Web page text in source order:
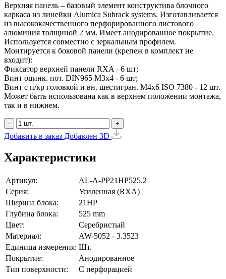
Верхняя панель – базовый элемент конструктива блочного
каркаса из линейки Alumica Subrack systems. Изготавливается
из высококачественного перфорированного листового
алюминия толщиной 2 мм. Имеет анодированное покрытие.
Используется совместно с зеркальным профилем.
Монтируется к боковой панели (крепеж в комплект не
входит):
Фиксатор верхней панели RXA - 6 шт;
Винт оцинк. пот. DIN965 М3х4 - 6 шт;
Винт с п/кр головкой и вн. шестигран. М4x6 ISO 7380 - 12 шт.
Может быть использована как в верхнем положении монтажа,
так и в нижнем.
- +
Добавить в заказ Добавлен 3D
Характеристики
Артикул:
AL-A-PP21HP525.2
Серия:
Усиленная (RXA)
Ширина блока:
21HP
Глубина блока:
525 mm
Цвет:
Серебристый
Материал:
AW-5052 - 3.3523
Единица измерения: Шт.
Покрытие:
Анодированное
Тип поверхности:
С перфорацией